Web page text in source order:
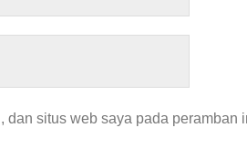
dan situs web saya pada peramban